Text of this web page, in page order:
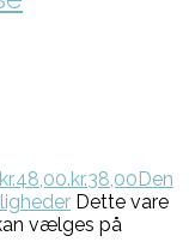
kr.38,00 Den
Dette vare
vælges på